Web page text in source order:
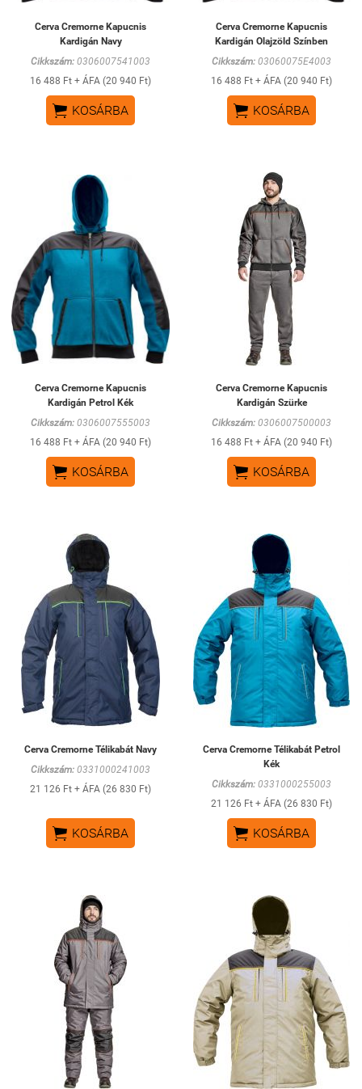
Cerva Cremorne Kapucnis
Kardigán Navy
Cikkszám: 0306007541003
16 488 Ft + ÁFA (20 940 Ft)
 KOSÁRBA
Cerva Cremorne Kapucnis
Kardigán Olajzöld Színben
Cikkszám: 03060075E4003
16 488 Ft + ÁFA (20 940 Ft)
 KOSÁRBA
Cerva Cremorne Kapucnis
Kardigán Petrol Kék
Cikkszám: 0306007555003
16 488 Ft + ÁFA (20 940 Ft)
 KOSÁRBA
Cerva Cremorne Kapucnis
Kardigán Szürke
Cikkszám: 0306007500003
16 488 Ft + ÁFA (20 940 Ft)
 KOSÁRBA
Cerva Cremorne Télikabát Navy
Cikkszám: 0331000241003
21 126 Ft + ÁFA (26 830 Ft)
 KOSÁRBA
Cerva Cremorne Télikabát Petrol
Kék
Cikkszám: 0331000255003
21 126 Ft + ÁFA (26 830 Ft)
 KOSÁRBA